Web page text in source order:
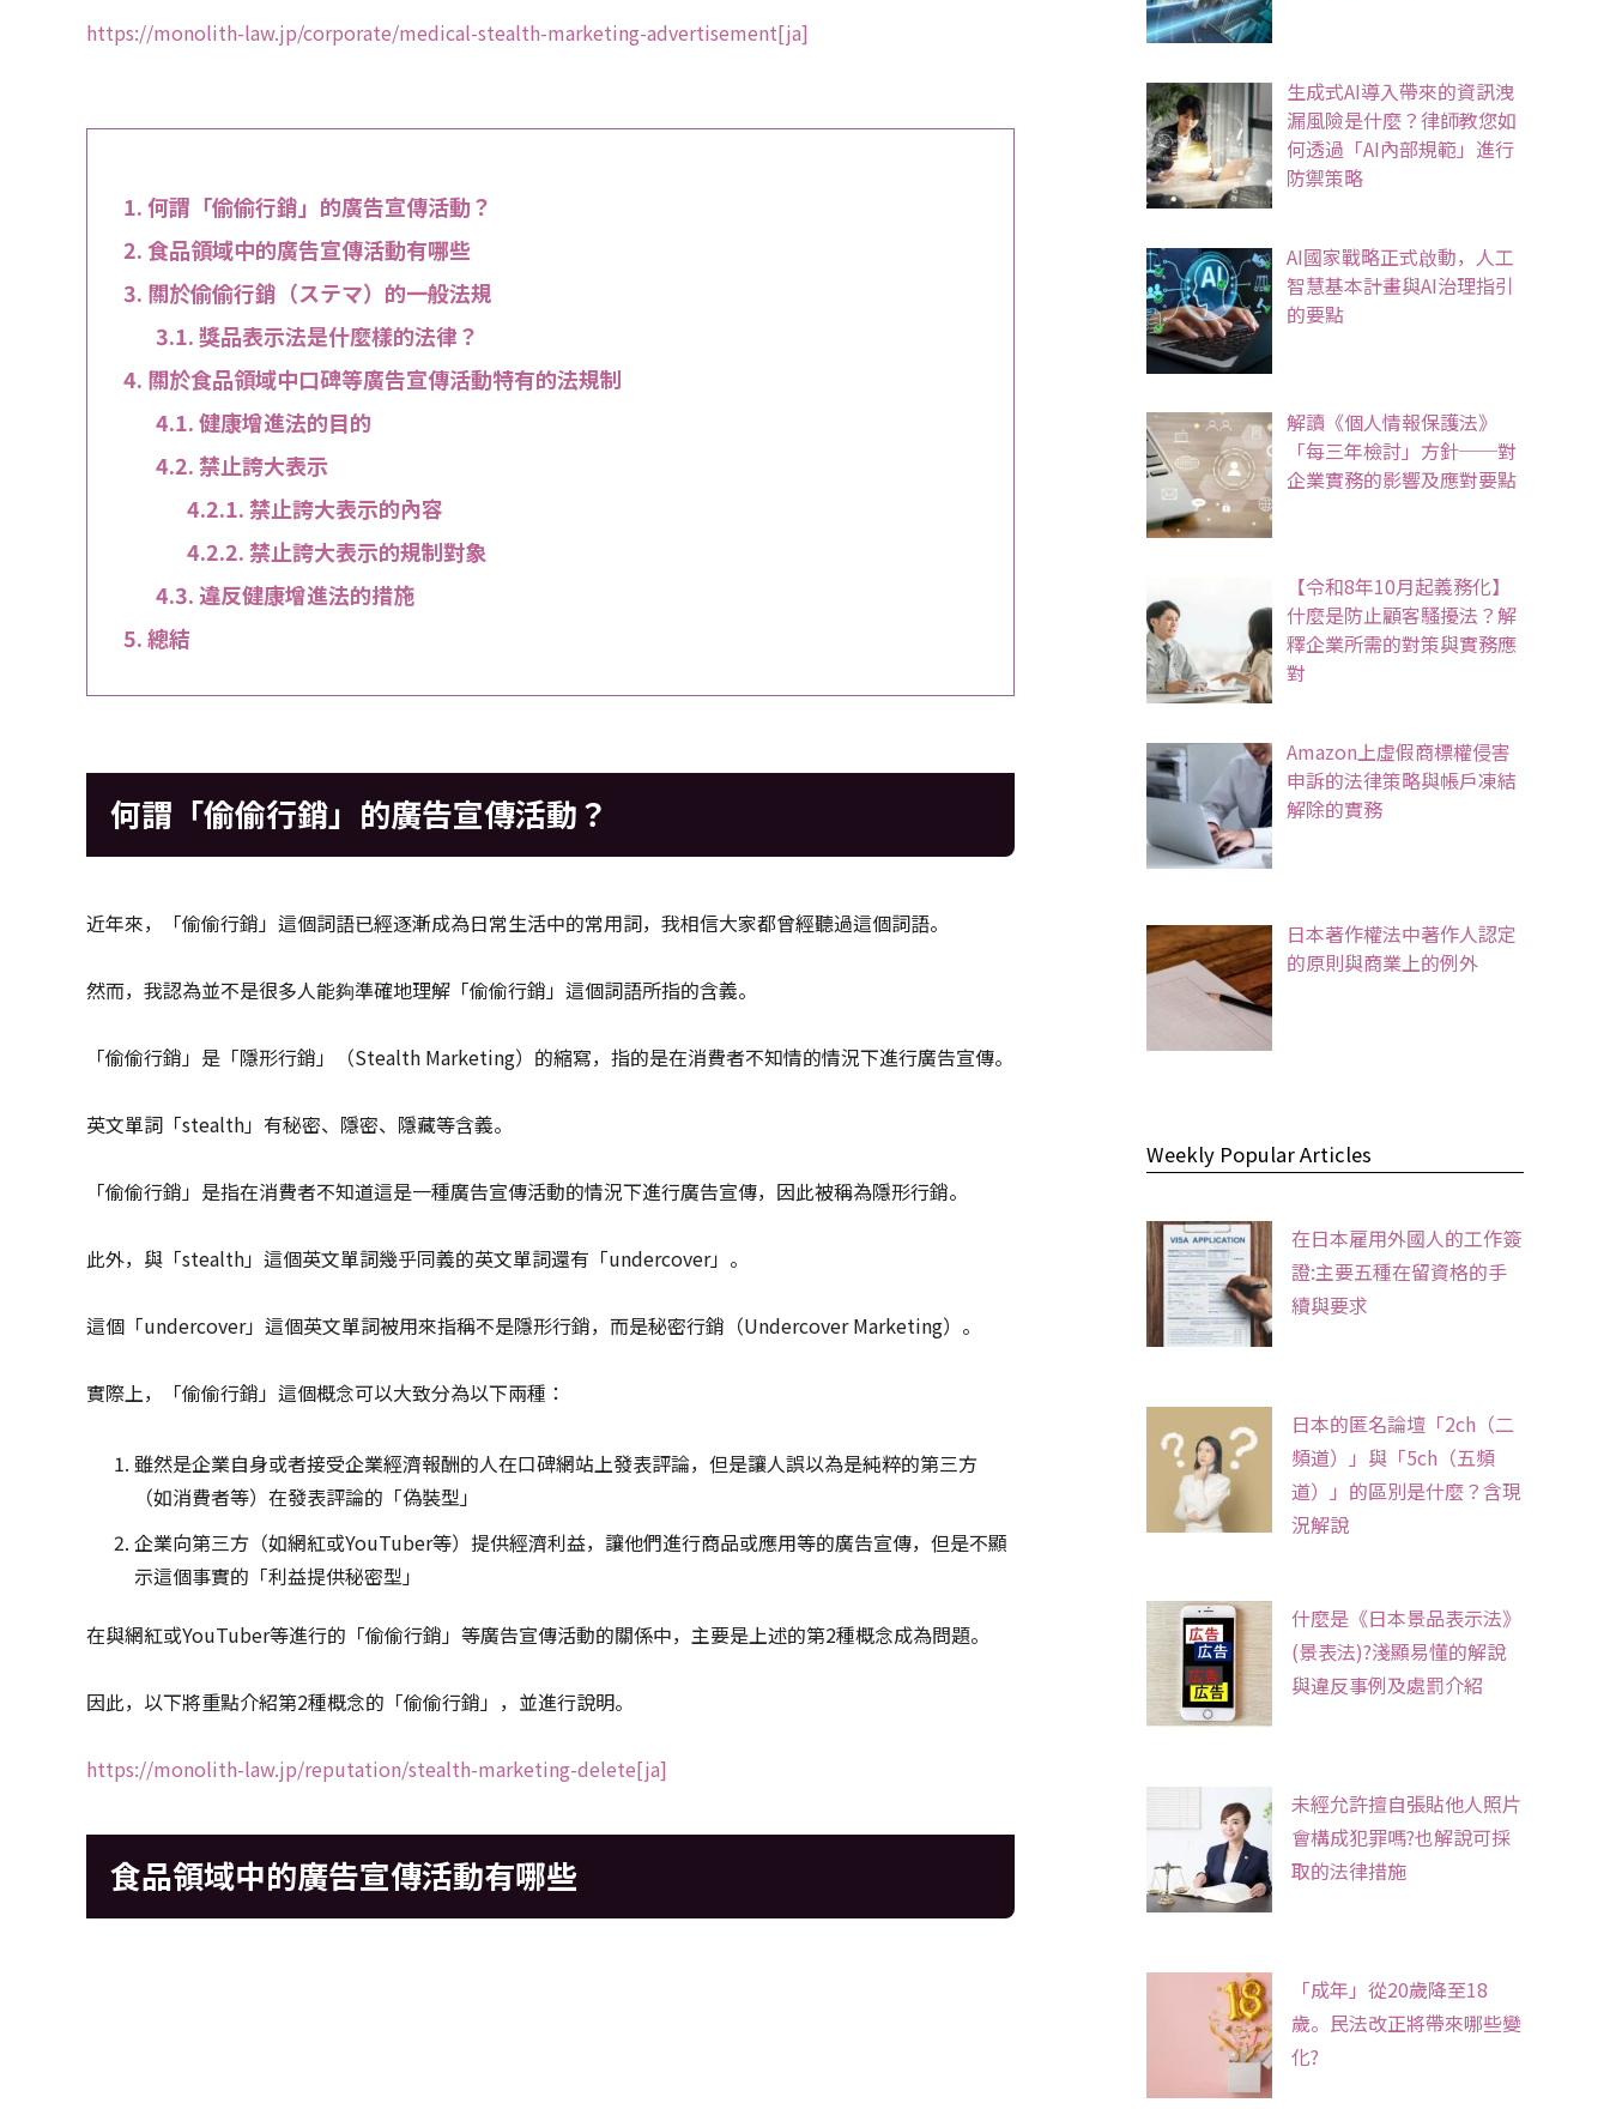
https://monolith-law.jp/corporate/medical-stealth-marketing-advertisement[ja]
何謂「偷偷行銷」的廣告宣傳活動？
食品領域中的廣告宣傳活動有哪些
關於偷偷行銷（ステマ）的一般法規
獎品表示法是什麼樣的法律？
關於食品領域中口碑等廣告宣傳活動特有的法規制
健康增進法的目的
禁止誇大表示
禁止誇大表示的內容
禁止誇大表示的規制對象
違反健康增進法的措施
總結
何謂「偷偷行銷」的廣告宣傳活動？
近年來，「偷偷行銷」這個詞語已經逐漸成為日常生活中的常用詞，我相信大家都曾經聽過這個詞語。
然而，我認為並不是很多人能夠準確地理解「偷偷行銷」這個詞語所指的含義。
「偷偷行銷」是「隱形行銷」（Stealth Marketing）的縮寫，指的是在消費者不知情的情況下進行廣告宣傳。
英文單詞「stealth」有秘密、隱密、隱藏等含義。
「偷偷行銷」是指在消費者不知道這是一種廣告宣傳活動的情況下進行廣告宣傳，因此被稱為隱形行銷。
此外，與「stealth」這個英文單詞幾乎同義的英文單詞還有「undercover」。
這個「undercover」這個英文單詞被用來指稱不是隱形行銷，而是秘密行銷（Undercover Marketing）。
實際上，「偷偷行銷」這個概念可以大致分為以下兩種：
雖然是企業自身或者接受企業經濟報酬的人在口碑網站上發表評論，但是讓人誤以為是純粹的第三方
（如消費者等）在發表評論的「偽裝型」
企業向第三方（如網紅或YouTuber等）提供經濟利益，讓他們進行商品或應用等的廣告宣傳，但是不顯
示這個事實的「利益提供秘密型」
在與網紅或YouTuber等進行的「偷偷行銷」等廣告宣傳活動的關係中，主要是上述的第2種概念成為問題。
因此，以下將重點介紹第2種概念的「偷偷行銷」，並進行說明。
https://monolith-law.jp/reputation/stealth-marketing-delete[ja]
食品領域中的廣告宣傳活動有哪些
生成式AI導入帶來的資訊洩
漏風險是什麼？律師教您如
何透過「AI內部規範」進行
防禦策略
AI國家戰略正式啟動，人工
智慧基本計畫與AI治理指引
的要點
解讀《個人情報保護法》
「每三年檢討」方針──對
企業實務的影響及應對要點
【令和8年10月起義務化】
什麼是防止顧客騷擾法？解
釋企業所需的對策與實務應
對
Amazon上虛假商標權侵害
申訴的法律策略與帳戶凍結
解除的實務
日本著作權法中著作人認定
的原則與商業上的例外
Weekly Popular Articles
在日本雇用外國人的工作簽
證:主要五種在留資格的手
續與要求
日本的匿名論壇「2ch（二
頻道）」與「5ch（五頻
道）」的區別是什麼？含現
況解說
什麼是《日本景品表示法》
(景表法)?淺顯易懂的解說
與違反事例及處罰介紹
未經允許擅自張貼他人照片
會構成犯罪嗎?也解說可採
取的法律措施
「成年」從20歲降至18
歲。民法改正將帶來哪些變
化?